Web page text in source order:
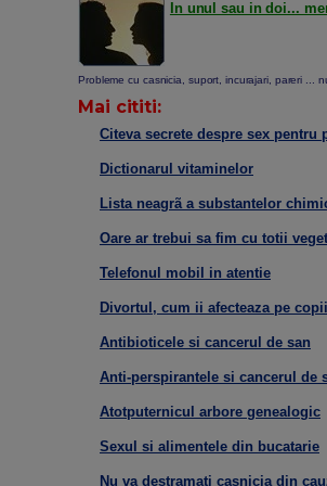
In unul sau in doi...
Probleme cu casnicia, suport, incurajari, pareri ...
Mai cititi:
Citeva secrete despre sex pentru
Dictionarul vitaminelor
Lista neagrã a substantelor
Oare ar trebui sa fim cu totii
Telefonul mobil in atentie
Divortul, cum ii afecteaza pe copii
Antibioticele si cancerul de san
Anti-perspirantele si cancerul de
Atotputernicul arbore genealogic
Sexul si alimentele din bucatarie
Nu va destramati casnicia din